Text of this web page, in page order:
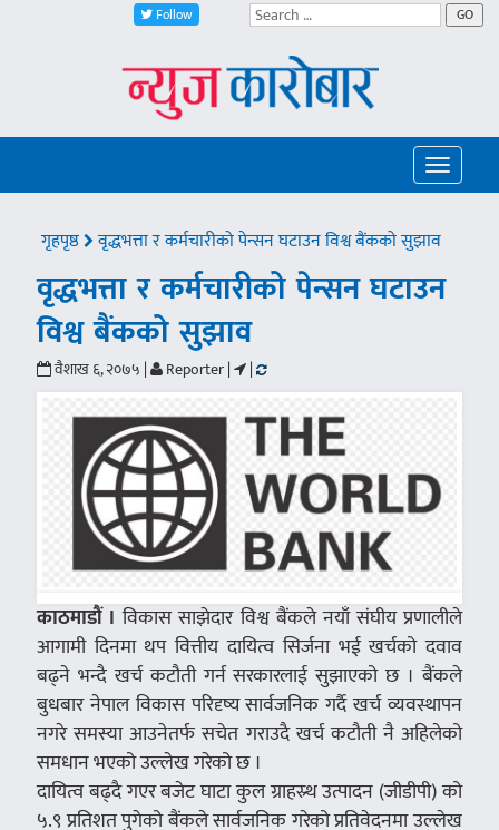
Follow GO
Toggle
गृहपृष्ठ वृद्धभत्ता र कर्मचारीको पेन्सन घटाउन विश्व बैंकको सुझाव
वृद्धभत्ता र कर्मचारीको पेन्सन घटाउन
विश्व बैंकको सुझाव
वैशाख ६, २०७५ | Reporter | |
काठमाडौं । विकास साझेदार विश्व बैंकले नयाँ संघीय प्रणालीले
आगामी दिनमा थप वित्तीय दायित्व सिर्जना भई खर्चको दवाव
बढ्ने भन्दै खर्च कटौती गर्न सरकारलाई सुझाएको छ । बैंकले
बुधबार नेपाल विकास परिदृष्य सार्वजनिक गर्दै खर्च व्यवस्थापन
नगरे समस्या आउनेतर्फ सचेत गराउदै खर्च कटौती नै अहिलेको
समधान भएको उल्लेख गरेको छ ।
दायित्व बढ्दै गएर बजेट घाटा कुल ग्राहस्र्थ उत्पादन (जीडीपी) को
५.९ प्रतिशत पुगेको बैंकले सार्वजनिक गरेको प्रतिवेदनमा उल्लेख